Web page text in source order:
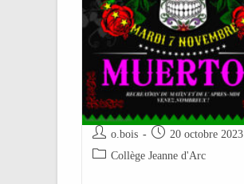
o.bois
20 octobre 2023
Collège Jeanne d'Arc